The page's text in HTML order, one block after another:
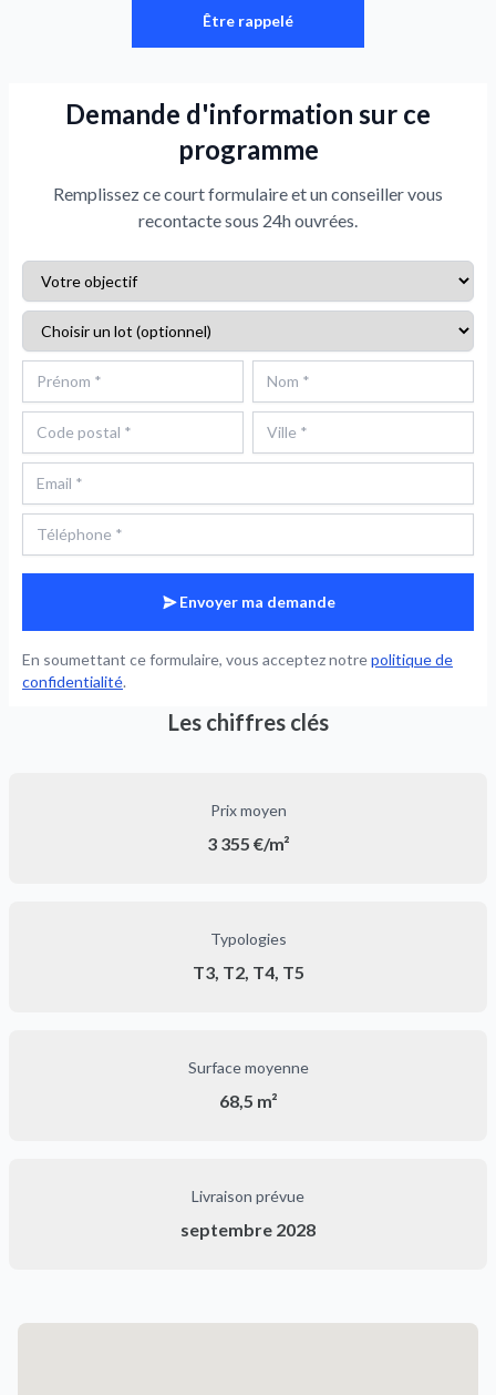
Être rappelé
Demande d'information sur ce
programme
Remplissez ce court formulaire et un conseiller vous
recontacte sous 24h ouvrées.
Envoyer ma demande
En soumettant ce formulaire, vous acceptez notrepolitique de
confidentialité.
Les chiffres clés
Prix moyen
3 355 €/m²
Typologies
T3, T2, T4, T5
Surface moyenne
68,5 m²
Livraison prévue
septembre 2028